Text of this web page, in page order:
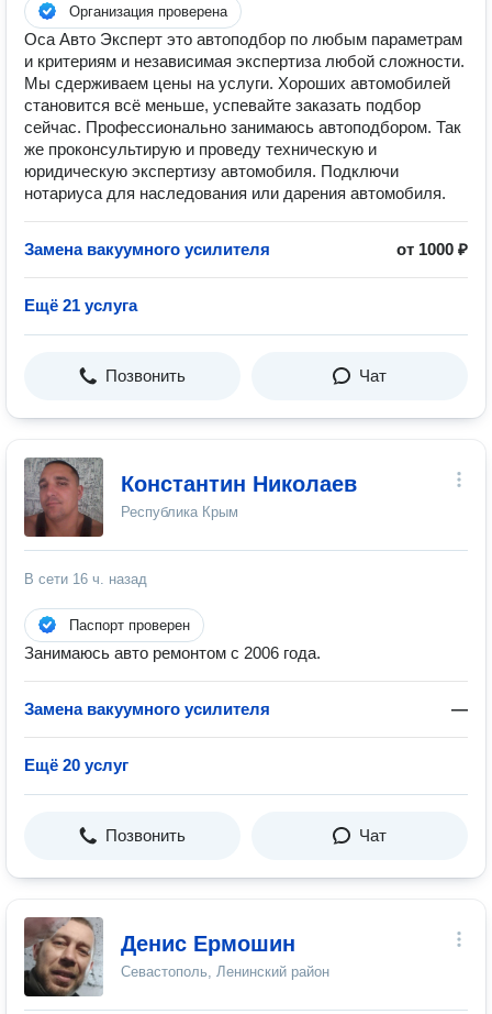
Организация проверена
Оса Авто Эксперт это автоподбор по любым параметрам
и критериям и независимая экспертиза любой сложности.
Мы сдерживаем цены на услуги. Хороших автомобилей
становится всё меньше, успевайте заказать подбор
сейчас. Профессионально занимаюсь автоподбором. Так
же проконсультирую и проведу техническую и
юридическую экспертизу автомобиля. Подключи
нотариуса для наследования или дарения автомобиля.
Замена вакуумного усилителя от 1000 ₽
Ещё 21 услуга
Позвонить Чат
Константин Николаев
Республика Крым
В сети 16 ч. назад
Паспорт проверен
Занимаюсь авто ремонтом с 2006 года.
Замена вакуумного усилителя —
Ещё 20 услуг
Позвонить Чат
Денис Ермошин
Севастополь, Ленинский район